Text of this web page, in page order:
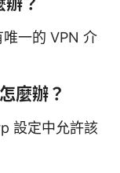
一的 VPN 介
麼辦？
設定中允許該